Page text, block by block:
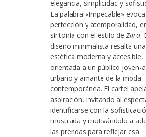
elegancia, simplicidad y
La palabra «Impecable» evoca
perfección y atemporalidad,
sintonía con el estilo de Zara.
diseño minimalista resalta una
estética moderna y accesible,
orientada a un público joven-
urbano y amante de la moda
contemporánea. El cartel
aspiración, invitando al
identificarse con la
mostrada y motivándolo a
las prendas para reflejar esa